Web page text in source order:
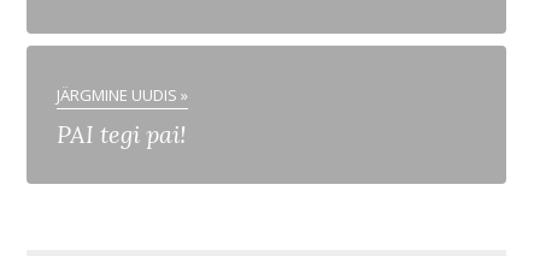
JÄRGMINE UUDIS »
PAI tegi pai!